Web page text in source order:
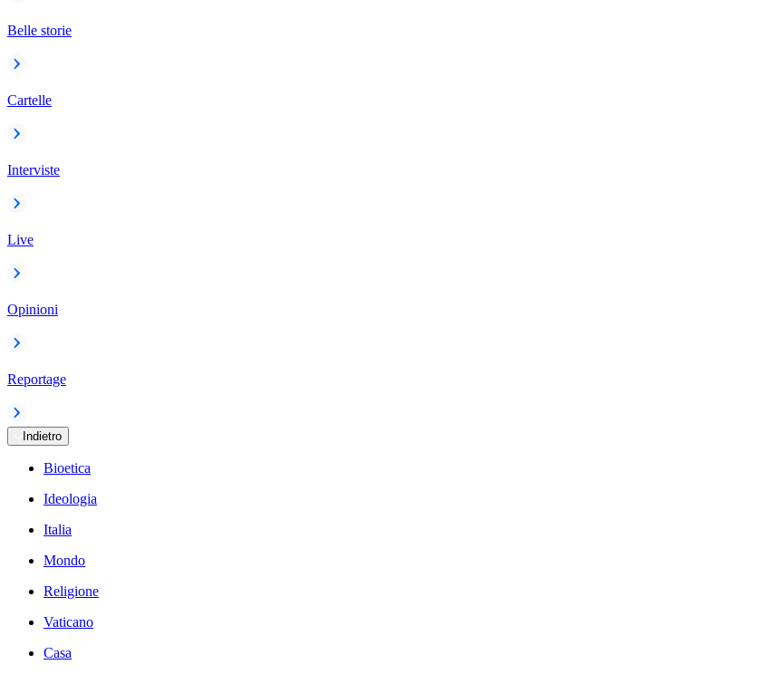
Belle storie
Cartelle
Interviste
Live
Opinioni
Reportage
Indietro
Bioetica
Ideologia
Italia
Mondo
Religione
Vaticano
Casa